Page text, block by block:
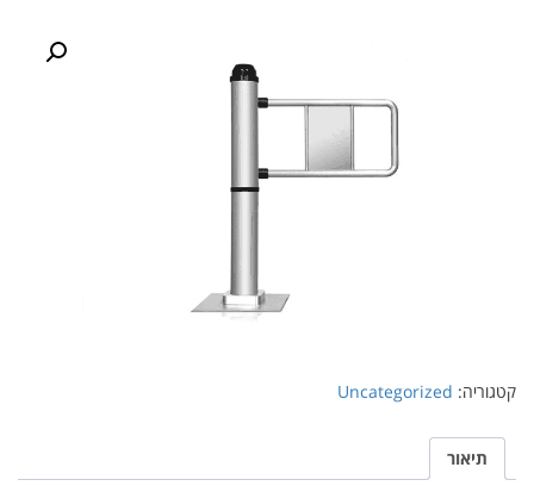
קטגוריה: Uncategorized
תיאור